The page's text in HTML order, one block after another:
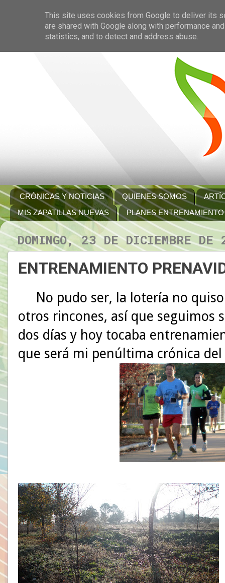
CRÓNICAS Y NOTICIAS QUIENES SOMOS
MIS ZAPATILLAS NUEVAS
PLANES ENTRENAMIENTO
DOMINGO, 23 DE DICIEMBRE DE
ENTRENAMIENTO
No pudo ser, la lotería no
otros rincones, así que seguimos
dos días y hoy tocaba
que será mi penúltima crónica del
This site uses cookies from Google to deliver its
are shared with Google along with performance
statistics, and to detect and address abuse.